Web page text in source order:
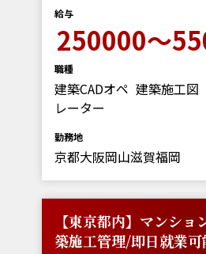
給与
250000～
職種
建築CADオペ
レーター
建築施工図
勤務地
京都大阪岡山滋賀福岡
【東京都内】マンショ
築施工管理/即日就業